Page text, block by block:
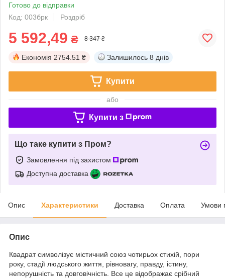
Готово до відправки
Код: 003брк
Роздріб
5 592,49 ₴ 8 347 ₴
Економія 2754.51 ₴ Залишилось 8 днів
Купити
або
Купити з
Що таке купити з Пром?
Замовлення під захистом
Доступна доставка
Опис Характеристики Доставка Оплата Умови
Опис
Квадрат символізує містичний союз чотирьох стихій, пори
року, стадії людського життя, рівновагу, правду, істину,
непорушність та довговічність. Все це відображає срібний